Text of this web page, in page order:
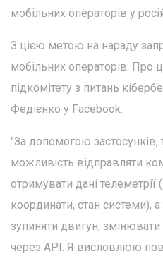
мобільних операторів у
З цією метою на нараду
мобільних операторів. Про
підкомітету з питань
Федієнко у Facebook.
"За допомогою застосунків,
можливість відправляти
отримувати дані телеметрії
координати, стан системи),
зупиняти двигун,
через API. Я висловлюю